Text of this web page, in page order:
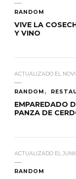
RANDOM
VIVE LA
Y VINO
ACTUALIZADO EL
RANDOM
EMPAREDADO
PANZA DE
ACTUALIZADO EL
RANDOM